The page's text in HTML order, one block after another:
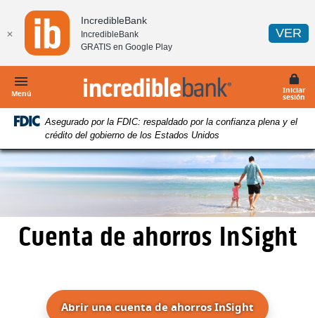
Página
principal
contenido
principal
Ir
pie
de
página
Descargue
Acrobat
Reader
superior
para
visualizar
archivos
en
pdf.
✕
IncredibleBank
IncredibleBank
GRATIS en Google Play
VER
Menú IncredibleBank Iniciar
sesión
Asegurado por la FDIC: respaldado por la confianza plena y el
crédito del gobierno de los Estados Unidos
Cuenta de ahorros InSight
Abrir una cuenta de ahorros InSight(Abre en